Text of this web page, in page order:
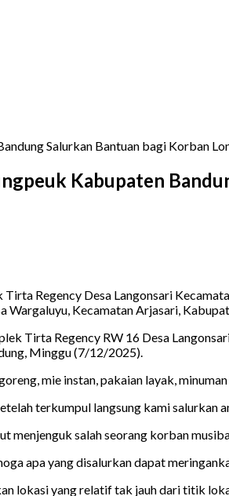
Salurkan Bantuan bagi Korban
Kabupaten
Regency Desa Langonsari
Kecamatan Arjasari,
Tirta Regency RW 16 Desa
Minggu (7/12/2025).
mie instan, pakaian layak,
terkumpul langsung kami salurkan
menjenguk salah seorang korban
apa yang disalurkan dapat
lokasi yang relatif tak jauh dari titik